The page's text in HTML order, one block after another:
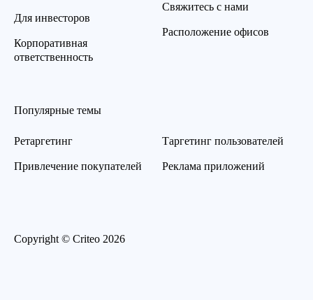
Для инвесторов
Корпоративная
ответственность
Свяжитесь с нами
Расположение офисов
Популярные темы
Ретаргетинг
Привлечение покупателей
Таргетинг пользователей
Реклама приложений
Copyright © Criteo 2026